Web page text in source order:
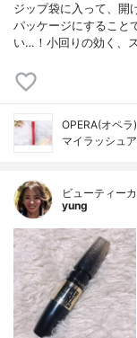
ジップ袋に入って、開
パッケージにすること
い…！小回りの効く、
OPERA(オペラ)
マイラッシュ
ビューティー
yung